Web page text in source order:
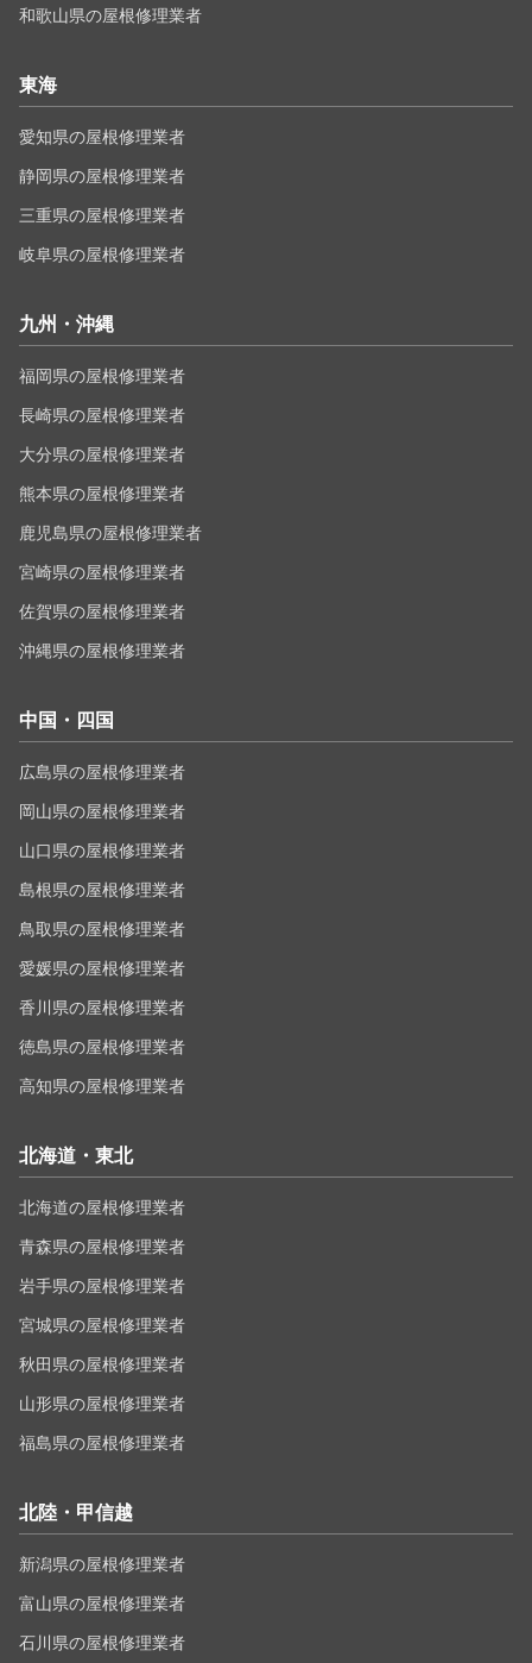
和歌山県の屋根修理業者
東海
愛知県の屋根修理業者
静岡県の屋根修理業者
三重県の屋根修理業者
岐阜県の屋根修理業者
九州・沖縄
福岡県の屋根修理業者
長崎県の屋根修理業者
大分県の屋根修理業者
熊本県の屋根修理業者
鹿児島県の屋根修理業者
宮崎県の屋根修理業者
佐賀県の屋根修理業者
沖縄県の屋根修理業者
中国・四国
広島県の屋根修理業者
岡山県の屋根修理業者
山口県の屋根修理業者
島根県の屋根修理業者
鳥取県の屋根修理業者
愛媛県の屋根修理業者
香川県の屋根修理業者
徳島県の屋根修理業者
高知県の屋根修理業者
北海道・東北
北海道の屋根修理業者
青森県の屋根修理業者
岩手県の屋根修理業者
宮城県の屋根修理業者
秋田県の屋根修理業者
山形県の屋根修理業者
福島県の屋根修理業者
北陸・甲信越
新潟県の屋根修理業者
富山県の屋根修理業者
石川県の屋根修理業者